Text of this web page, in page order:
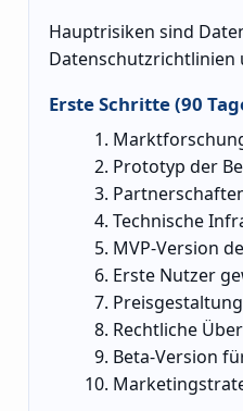
Hauptrisiken sind
Datenschutzrichtlinien
Erste Schritte (90
Prototyp der
Technische
MVP-Version
Erste Nutzer
Rechtliche
Beta-Version